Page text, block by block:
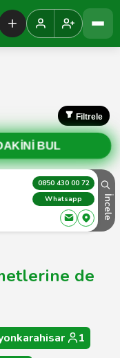
Filtrele
BUL
0850 430 00 72
Whatsapp
İncele
de
1